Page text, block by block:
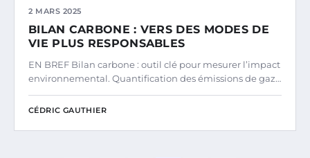
2 MARS 2025
BILAN CARBONE : VERS DES MODES DE
VIE PLUS RESPONSABLES
EN BREF Bilan carbone : outil clé pour mesurer l’impact
environnemental. Quantification des émissions de gaz…
CÉDRIC GAUTHIER